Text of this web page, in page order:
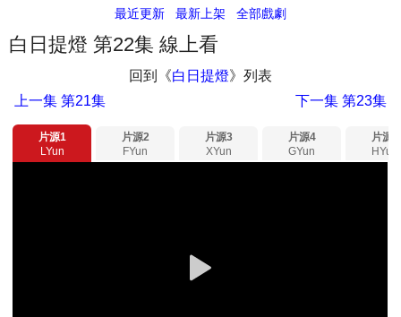
最近更新 最新上架 全部戲劇
白日提燈 第22集 線上看
回到《白日提燈》列表
上一集 第21集 下一集第23集
片源1
LYun
片源2
FYun
片源3
XYun
片源4
GYun
片源5
HYun